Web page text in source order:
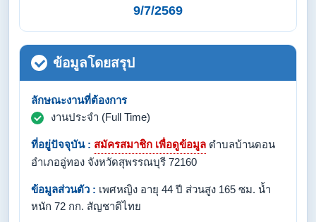
9/7/2569
ข้อมูลโดยสรุป
ลักษณะงานที่ต้องการ
งานประจำ (Full Time)
ที่อยู่ปัจจุบัน : สมัครสมาชิก เพื่อดูข้อมูล ตำบลบ้านดอน
อำเภออู่ทอง จังหวัดสุพรรณบุรี 72160
ข้อมูลส่วนตัว : เพศหญิง อายุ 44 ปี ส่วนสูง 165 ซม. น้ำ
หนัก 72 กก. สัญชาติไทย